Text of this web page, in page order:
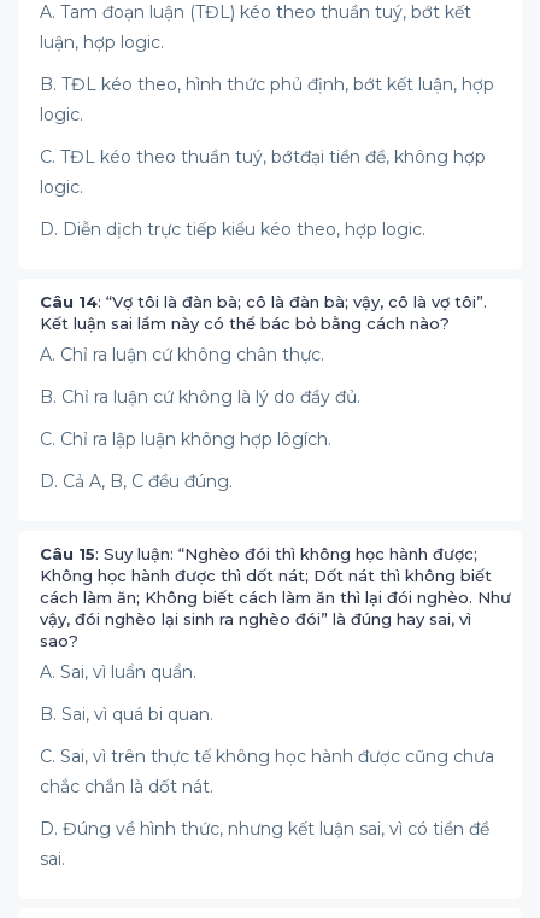
A. Tam đoạn luận (TĐL) kéo theo thuần tuý, bớt kết
luận, hợp logic.
B. TĐL kéo theo, hình thức phủ định, bớt kết luận, hợp
logic.
C. TĐL kéo theo thuần tuý, bớtđại tiền đề, không hợp
logic.
D. Diễn dịch trực tiếp kiểu kéo theo, hợp logic.
Câu 14: “Vợ tôi là đàn bà; cô là đàn bà; vậy, cô là vợ tôi”.
Kết luận sai lầm này có thể bác bỏ bằng cách nào?
A. Chỉ ra luận cứ không chân thực.
B. Chỉ ra luận cứ không là lý do đầy đủ.
C. Chỉ ra lập luận không hợp lôgích.
D. Cả A, B, C đều đúng.
Câu 15: Suy luận: “Nghèo đói thì không học hành được;
Không học hành được thì dốt nát; Dốt nát thì không biết
cách làm ăn; Không biết cách làm ăn thì lại đói nghèo. Như
vậy, đói nghèo lại sinh ra nghèo đói” là đúng hay sai, vì
sao?
A. Sai, vì luẩn quẩn.
B. Sai, vì quá bi quan.
C. Sai, vì trên thực tế không học hành được cũng chưa
chắc chắn là dốt nát.
D. Đúng về hình thức, nhưng kết luận sai, vì có tiền đề
sai.